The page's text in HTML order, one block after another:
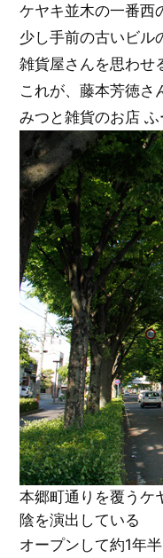
ケヤキ並木の一番西
少し手前の古いビル
雑貨屋さんを思わせ
これが、藤本芳徳さ
みつと雑貨のお店 ふ
本郷町通りを覆うケ
陰を演出している
オープンして約1年